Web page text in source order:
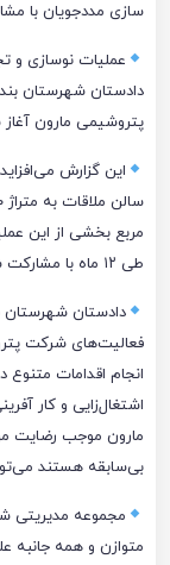
سازی مددجویان با
عملیات نوسازی و
دادستان شهرستان
پتروشیمی مارون
طی ۱۲ ماه با مشارکت شرکت پتروشیمی مارون انجام می‌پذیرد.
دادستان شهرستان
فعالیت‌های شرکت
انجام اقدامات
اشتغال‌زایی و کار
مارون موجب رضایت
بی‌سابقه هستند
مجموعه مدیریتی
متوازن و همه جانبه